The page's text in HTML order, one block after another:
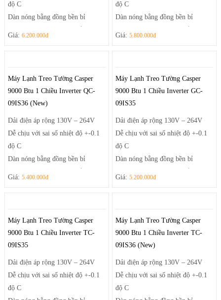
độ C
Dàn nóng bằng đồng bền bỉ
Giá:6.200.000đ
độ C
Dàn nóng bằng đồng bền bỉ
Giá: 5.800.000đ
Máy Lạnh Treo Tường Casper
9000 Btu 1 Chiều Inverter QC-
09IS36 (New)
Dải điện áp rộng 130V – 264V
Dễ chịu với sai số nhiệt độ +-0.1
độ C
Dàn nóng bằng đồng bền bỉ
Giá:5.400.000đ
Máy Lạnh Treo Tường Casper
9000 Btu 1 Chiều Inverter GC-
09IS35
Dải điện áp rộng 130V – 264V
Dễ chịu với sai số nhiệt độ +-0.1
độ C
Dàn nóng bằng đồng bền bỉ
Giá: 5.200.000đ
Máy Lạnh Treo Tường Casper
9000 Btu 1 Chiều Inverter TC-
09IS35
Dải điện áp rộng 130V – 264V
Dễ chịu với sai số nhiệt độ +-0.1
độ C
Máy Lạnh Treo Tường Casper
9000 Btu 1 Chiều Inverter TC-
09IS36 (New)
Dải điện áp rộng 130V – 264V
Dễ chịu với sai số nhiệt độ +-0.1
độ C